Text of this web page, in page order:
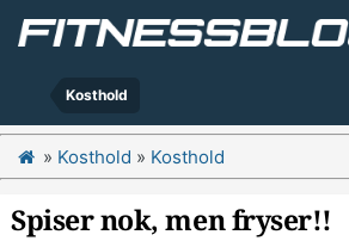
Kosthold
» Kosthold » Kosthold
Spiser nok, men fryser!!